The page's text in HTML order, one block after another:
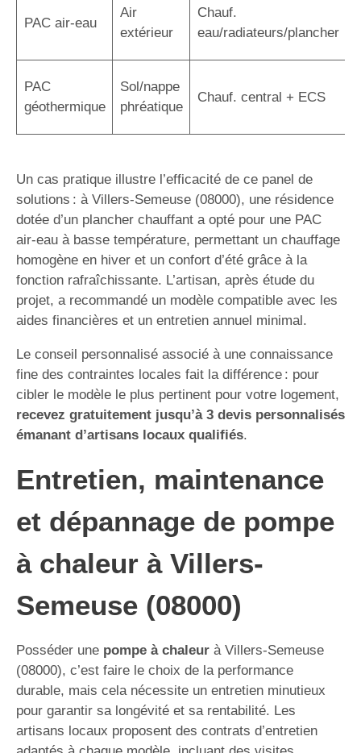
PAC air-eau
Air
extérieur
Chauf.
eau/radiateurs/plancher
PAC
géothermique
Sol/nappe
phréatique
Chauf. central + ECS
Un cas pratique illustre l’efficacité de ce panel de
solutions : à Villers-Semeuse (08000), une résidence
dotée d’un plancher chauffant a opté pour une PAC
air-eau à basse température, permettant un chauffage
homogène en hiver et un confort d’été grâce à la
fonction rafraîchissante. L’artisan, après étude du
projet, a recommandé un modèle compatible avec les
aides financières et un entretien annuel minimal.
Le conseil personnalisé associé à une connaissance
fine des contraintes locales fait la différence : pour
cibler le modèle le plus pertinent pour votre logement,
recevez gratuitement jusqu’à 3 devis personnalisés
émanant d’artisans locaux qualifiés.
Entretien, maintenance
et dépannage de pompe
à chaleur à Villers-
Semeuse (08000)
Posséder une pompe à chaleur à Villers-Semeuse
(08000), c’est faire le choix de la performance
durable, mais cela nécessite un entretien minutieux
pour garantir sa longévité et sa rentabilité. Les
artisans locaux proposent des contrats d’entretien